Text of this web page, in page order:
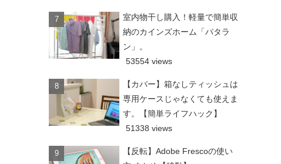
室内物干し購入！軽量で簡単収
納のカインズホーム「パタラ
ン」。
53554 views
【カバー】箱なしティッシュは
専用ケースじゃなくても使えま
す。【簡単ライフハック】
51338 views
【反転】Adobe Frescoの使い